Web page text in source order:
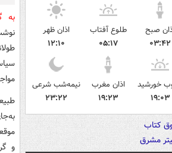
صبح
۰۳:۴۲
طلوع آفتاب
۰۵:۱۷
اذان ظهر
۱۲:۱۰
خورشید
۱۹:۰۳
اذان مغرب
۱۹:۲۳
نیمه‌شب شرعی
۲۳:۲۲
به
و